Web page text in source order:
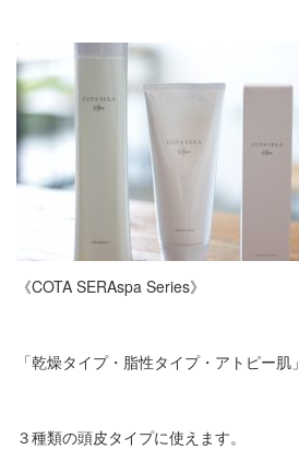
《COTA SERAspa Series》
「乾燥タイプ・脂性タイプ・アトピー肌」
３種類の頭皮タイプに使えます。